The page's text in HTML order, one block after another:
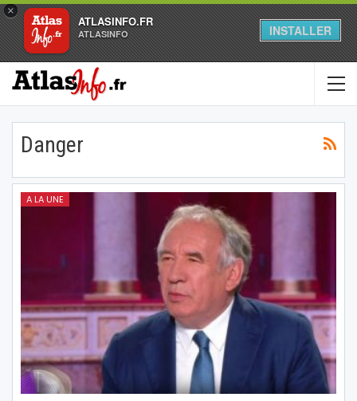
×
ATLASINFO.FR
ATLASINFO INSTALLER
Danger
A LA UNE